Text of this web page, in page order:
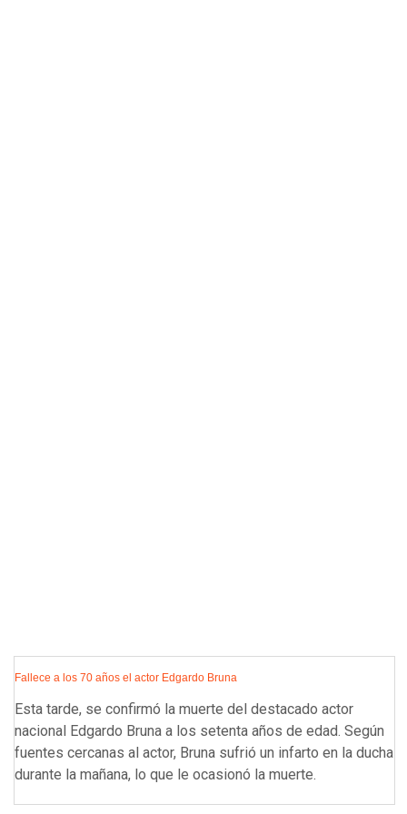
Fallece a los 70 años el actor Edgardo Bruna
Esta tarde, se confirmó la muerte del destacado actor
nacional Edgardo Bruna a los setenta años de edad. Según
fuentes cercanas al actor, Bruna sufrió un infarto en la ducha
durante la mañana, lo que le ocasionó la muerte.